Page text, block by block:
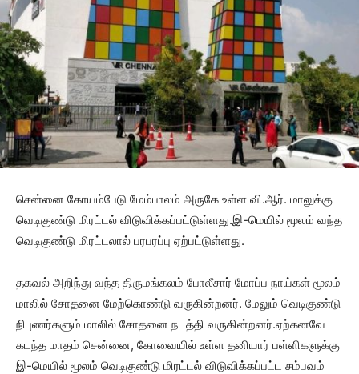
சென்னை கோயம்பேடு மேம்பாலம் அருகே உள்ள வி.ஆர். மாலுக்கு
வெடிகுண்டு மிரட்டல் விடுவிக்கப்பட்டுள்ளது.இ-மெயில் மூலம் வந்த
வெடிகுண்டு மிரட்டலால் பரபரப்பு ஏற்பட்டுள்ளது.
தகவல் அறிந்து வந்த திருமங்கலம் போலீசார் மோப்ப நாய்கள் மூலம்
மாலில் சோதனை மேற்கொண்டு வருகின்றனர். மேலும் வெடிகுண்டு
நிபுணர்களும் மாலில் சோதனை நடத்தி வருகின்றனர்.ஏற்கனவே
கடந்த மாதம் சென்னை, கோவையில் உள்ள தனியார் பள்ளிகளுக்கு
இ-மெயில் மூலம் வெடிகுண்டு மிரட்டல் விடுவிக்கப்பட்ட சம்பவம்